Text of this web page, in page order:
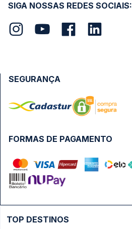
SIGA NOSSAS REDES SOCIAIS:
FORMAS DE PAGAMENTO
SEGURANÇA
TOP DESTINOS